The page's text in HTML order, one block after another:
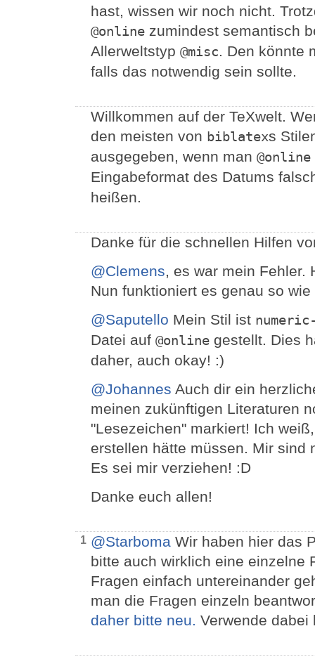
hast, wissen wir noch nicht.
@online zumindest semantisch
Allerweltstyp @misc. Den könnte
falls das notwendig sein sollte.
Willkommen auf der TeXwelt.
den meisten von biblatexs
ausgegeben, wenn man @online
Eingabeformat des Datums
heißen.
Danke für die schnellen Hilfen
@Clemens, es war mein Fehler.
Nun funktioniert es genau so
@Saputello Mein Stil ist
Datei auf @online gestellt. Dies
daher, auch okay! :)
@Johannes Auch dir ein
meinen zukünftigen Literaturen
"Lesezeichen" markiert! Ich
erstellen hätte müssen. Mir sind
Es sei mir verziehen! :D
Danke euch allen!
1 @Starboma Wir haben hier das
bitte auch wirklich eine einzelne
Fragen einfach untereinander
man die Fragen einzeln
daher bitte neu. Verwende